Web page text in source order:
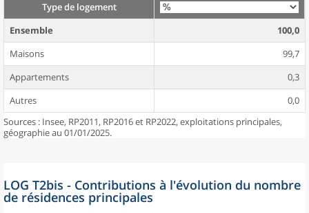
Type de logement
Ensemble
100,0
Maisons
99,7
Appartements
0,3
Autres
0,0
Sources : Insee, RP2011, RP2016 et RP2022, exploitations principales,
géographie au 01/01/2025.
LOG T2bis - Contributions à l'évolution du nombre
de résidences principales